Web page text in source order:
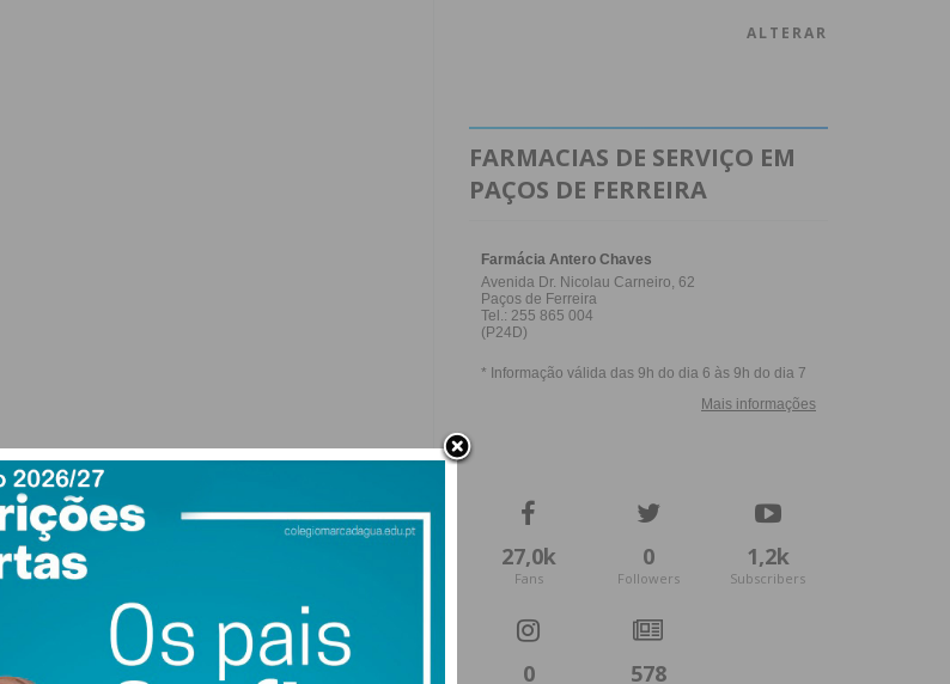
ALTERAR
FARMACIAS DE SERVIÇO EM
PAÇOS DE FERREIRA
27,0k
Fans
0
Followers
1,2k
Subscribers
0 578